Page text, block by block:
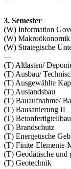
3. Semester
(W) Information
(W) Makroökonomik
(W) Strategische
---
(T) Altlasten/
(T) Ausbau/
(T) Ausgewählte
(T) Auslandsbau
(T) Bauaufnahme/
(T) Bausanierung II
(T)
(T) Brandschutz
(T) Energetische
(T) Finite-Elemente-
(T) Geodätische und
(T) Geotechnik